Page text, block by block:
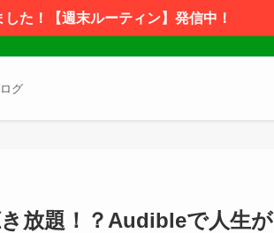
た！【週末ルーティン】発信中！
グ
き放題！？Audibleで人生が